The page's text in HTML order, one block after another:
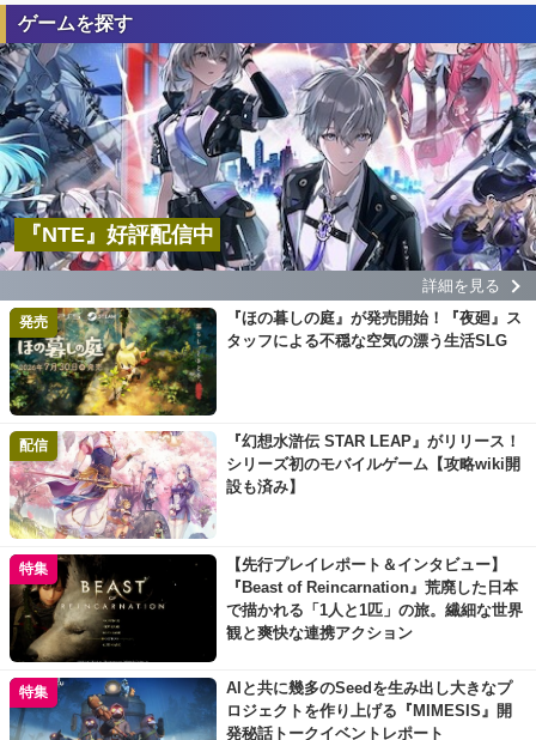
ゲームを探す
『NTE』好評配信中
詳細を見る
発売
『ほの暮しの庭』が発売開始！『夜廻』ス
タッフによる不穏な空気の漂う生活SLG
配信
『幻想水滸伝 STAR LEAP』がリリース！
シリーズ初のモバイルゲーム【攻略wiki開
設も済み】
特集
【先行プレイレポート＆インタビュー】
『Beast of Reincarnation』荒廃した日本
で描かれる「1人と1匹」の旅。繊細な世界
観と爽快な連携アクション
特集
AIと共に幾多のSeedを生み出し大きなプ
ロジェクトを作り上げる『MIMESIS』開
発秘話トークイベントレポート